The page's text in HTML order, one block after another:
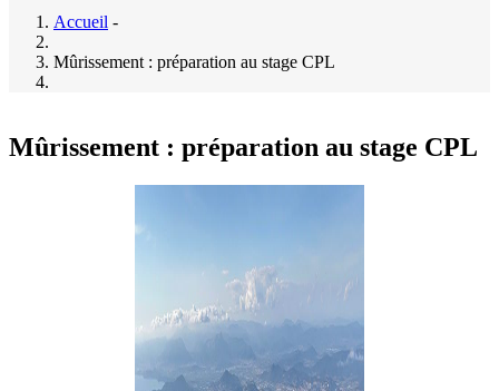
Accueil -
Mûrissement : préparation au stage CPL
Mûrissement : préparation au stage CPL